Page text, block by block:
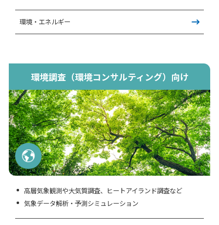
環境・エネルギー
環境調査（環境コンサルティング）向け
高層気象観測や大気質調査、ヒートアイランド調査など
気象データ解析・予測シミュレーション